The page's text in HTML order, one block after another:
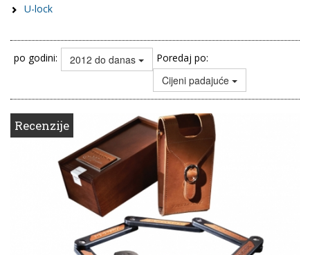
U-lock
po godini: 2012 do danas Poredaj po:
Cijeni padajuće
Recenzije